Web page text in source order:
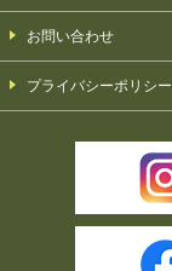
お問い合わせ
プライバシーポリシー